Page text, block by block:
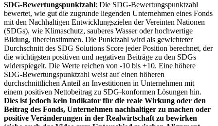
SDG-Bewertungspunktzahl: Die SDG-Bewertungspunktzahl
bewertet, wie gut die zugrunde liegenden Unternehmen eines Fonds
mit den Nachhaltigen Entwicklungszielen der Vereinten Nationen
(SDGs), wie Klimaschutz, sauberes Wasser oder hochwertige
Bildung, übereinstimmen. Die Punktzahl wird als gewichteter
Durchschnitt des SDG Solutions Score jeder Position berechnet, der
die wichtigsten positiven und negativen Beiträge zu den SDGs
widerspiegelt. Die Werte reichen von -10 bis +10. Eine höhere
SDG-Bewertungspunktzahl weist auf einen höheren
durchschnittlichen Anteil an Investitionen in Unternehmen mit
einem positiven Nettobeitrag zu SDG-konformen Lösungen hin.
Dies ist jedoch kein Indikator für die reale Wirkung oder den
Beitrag des Fonds, Unternehmen nachhaltiger zu machen oder
positive Veränderungen in der Realwirtschaft zu bewirken